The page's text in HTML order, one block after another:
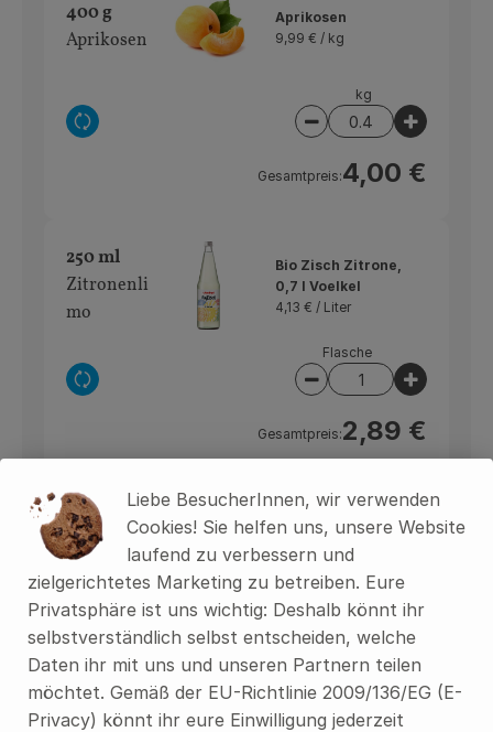
400 g
Aprikosen
Auswahl ändern
Aprikosen
9,99 € / kg
kg
Artikelanzahl
Gesamtpreis:4,00 €
250 ml
Zitronenli
mo
Auswahl ändern
Bio Zisch Zitrone,
0,7 l Voelkel
4,13 € / Liter
Flasche
Artikelanzahl
Gesamtpreis:2,89 €
Du hast sicher:
750 ml
Wasser
medium, 6 x 1 l St.
Leonhards Quellen
1,83 € /Liter
Kasten
Liebe BesucherInnen, wir verwenden
Cookies! Sie helfen uns, unsere Website
laufend zu verbessern und
zielgerichtetes Marketing zu betreiben. Eure
Privatsphäre ist uns wichtig: Deshalb könnt ihr
selbstverständlich selbst entscheiden, welche
Daten ihr mit uns und unseren Partnern teilen
möchtet. Gemäß der EU-Richtlinie 2009/136/EG (E-
Privacy) könnt ihr eure Einwilligung jederzeit